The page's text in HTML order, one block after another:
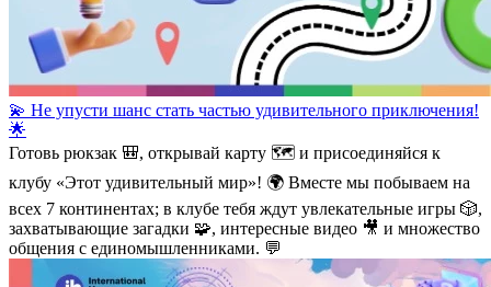
💫 Не упусти шанс стать частью удивительного приключения!
🌟
Готовь рюкзак 🎒, открывай карту 🗺 и присоединяйся к
клубу «Этот удивительный мир»! 🌍 Вместе мы побываем на
всех 7 континентах; в клубе тебя ждут увлекательные игры 🎲,
захватывающие загадки 🧩, интересные видео 🎥 и множество
общения с единомышленниками. 💬